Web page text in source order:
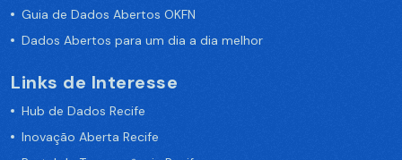
Guia de Dados Abertos OKFN
Dados Abertos para um dia a dia melhor
Links de Interesse
Hub de Dados Recife
Inovação Aberta Recife